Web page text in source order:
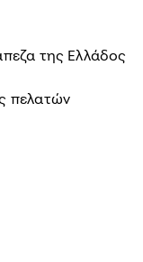
της Ελλάδος
πελατών